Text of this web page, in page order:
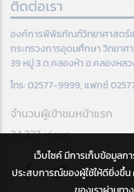
ติดต่อเรา
องค์การพิพิธภัณฑ์วิทยาศาสตร์
กระทรวงการอุดมศึกษา วิทยาศ
39 หมู่ 3 ต.คลองห้า อ.คลองหลว
โทร: 02577-9999, แฟกซ์
จำนวนผู้เข้าชมหน้าแรก
24,327 views
เว็บไซค์ มีการเก็บข้อมูลก
ประสบการณ์ของผู้ใช้ให้ดียิ่งขึ้